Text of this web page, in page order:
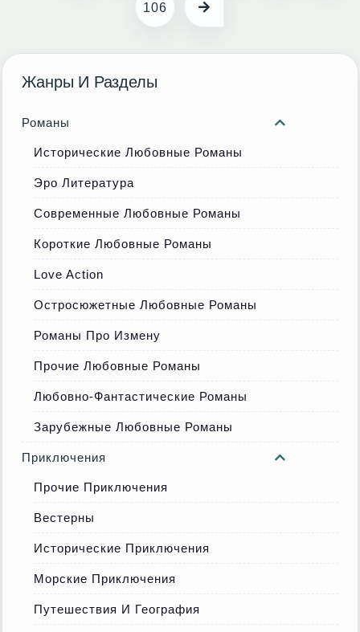
106
Жанры И Разделы
Романы
Исторические Любовные Романы
Эро Литература
Современные Любовные Романы
Короткие Любовные Романы
Love Action
Остросюжетные Любовные Романы
Романы Про Измену
Прочие Любовные Романы
Любовно-Фантастические Романы
Зарубежные Любовные Романы
Приключения
Прочие Приключения
Вестерны
Исторические Приключения
Морские Приключения
Путешествия И География